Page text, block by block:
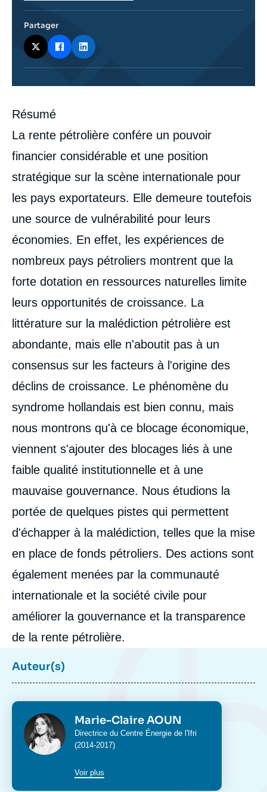
Corps
analyses
Résumé
La rente pétrolière confére un pouvoir
financier considérable et une position
stratégique sur la scène internationale pour
les pays exportateurs. Elle demeure toutefois
une source de vulnérabilité pour leurs
économies. En effet, les expériences de
nombreux pays pétroliers montrent que la
forte dotation en ressources naturelles limite
leurs opportunités de croissance. La
littérature sur la malédiction pétrolière est
abondante, mais elle n'aboutit pas à un
consensus sur les facteurs à l'origine des
déclins de croissance. Le phénomène du
syndrome hollandais est bien connu, mais
nous montrons qu'à ce blocage économique,
viennent s'ajouter des blocages liés à une
faible qualité institutionnelle et à une
mauvaise gouvernance. Nous étudions la
portée de quelques pistes qui permettent
d'échapper à la malédiction, telles que la mise
en place de fonds pétroliers. Des actions sont
également menées par la communauté
internationale et la société civile pour
améliorer la gouvernance et la transparence
de la rente pétrolière.
Partager
Auteur(s)
Photo Marie-Claire AOUN
Intitulé
du
Directrice du Centre Énergie de l'Ifri
(2014-2017)
Voir plus